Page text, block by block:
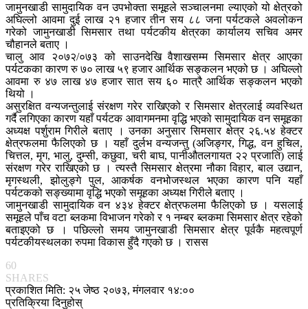
जामुनखाडी सामुदायिक वन उपभोक्ता समूहले सञ्चालनमा ल्याएको यो क्षेत्रको
अघिल्लो आवमा दुई लाख २१ हजार तीन सय ८८ जना पर्यटकले अवलोकन
गरेको जामुनखाडी सिमसार तथा पर्यटकीय क्षेत्रका कार्यालय सचिव अमर
चौहानले बताए ।
चालु आव २०७२/०७३ को साउनदेखि वैशाखसम्म सिमसार क्षेत्र आएका
पर्यटकका कारण रु ७० लाख ५९ हजार आर्थिक सङ्कलन भएको छ । अघिल्लो
आवमा रु ४७ लाख ४७ हजार सात सय ६० मात्रै आर्थिक सङ्कलन भएको
थियो ।
असुरक्षित वन्यजन्तुलाई संरक्षण गरेर राखिएको र सिमसार क्षेत्रलाई व्यवस्थित
गर्दै लगिएका कारण यहाँ पर्यटक आवागमनमा वृद्धि भएको सामुदायिक वन समूहका
अध्यक्ष पर्शुराम गिरीले बताए । उनका अनुसार सिमसार क्षेत्र २६.५४ हेक्टर
क्षेत्रफलमा फैलिएको छ । यहाँ दुर्लभ वन्यजन्तु (अजिङ्गर, गिद्ध, वन हुचिल,
चित्तल, मृग, भालु, दुम्सी, कछुवा, चरी बाघ, पानीऔतलगायत २२ प्रजाति) लाई
संरक्षण गरेर राखिएको छ । त्यस्तै सिमसार क्षेत्रमा नौका विहार, बाल उद्यान,
मृगस्थली, झोलुङ्गे पुल, आकर्षक वनभोजस्थल भएका कारण पनि यहाँ
पर्यटकको सङ्ख्यामा वृद्धि भएको समूहका अध्यक्ष गिरीले बताए ।
जामुनखाडी सामुदायिक वन ४३४ हेक्टर क्षेत्रफलमा फैलिएको छ । यसलाई
समूहले पाँच वटा ब्लकमा विभाजन गरेको र १ नम्बर ब्लकमा सिमसार क्षेत्र रहेको
बताइएको छ । पछिल्लो समय जामुनखाडी सिमसार क्षेत्र पूर्वकै महत्वपूर्ण
पर्यटकीयस्थलका रुपमा विकास हुँदै गएको छ । रासस
60
SHARES
प्रकाशित मिति: २५ जेष्ठ २०७३, मंगलवार १४:००
प्रतिक्रिया दिनुहोस्